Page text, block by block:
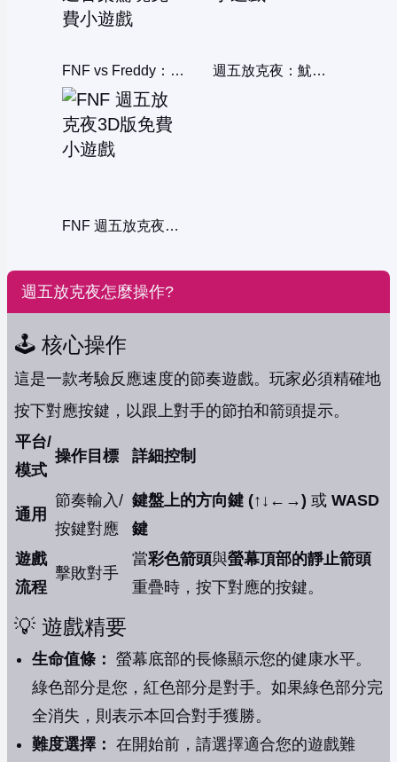
FNF vs Freddy：佛萊迪音樂驚魂 週五放克夜：魷魚遊戲
FNF 週五放克夜3D版
週五放克夜怎麼操作?
🕹️ 核心操作
這是一款考驗反應速度的節奏遊戲。玩家必須精確地
按下對應按鍵，以跟上對手的節拍和箭頭提示。
平台/
模式
操作目標 詳細控制
通用
節奏輸入/
按鍵對應
鍵盤上的方向鍵 (↑↓←→) 或 WASD
鍵
遊戲
流程
擊敗對手
當彩色箭頭與螢幕頂部的靜止箭頭
重疊時，按下對應的按鍵。
💡 遊戲精要
生命值條： 螢幕底部的長條顯示您的健康水平。
綠色部分是您，紅色部分是對手。如果綠色部分完
全消失，則表示本回合對手獲勝。
難度選擇： 在開始前，請選擇適合您的遊戲難